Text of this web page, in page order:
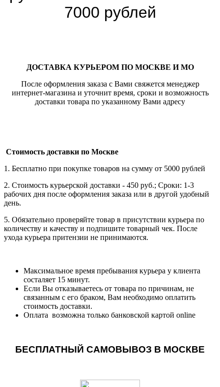
7000 рублей
ДОСТАВКА КУРЬЕРОМ ПО МОСКВЕ И МО
После оформления заказа с Вами свяжется менеджер
интернет-магазина и уточнит время, сроки и возможность
доставки товара по указанному Вами адресу
Стоимость доставки по Москве
1. Бесплатно при покупке товаров на сумму от 5000 рублей
2. Стоимость курьерской доставки - 450 руб.; Сроки: 1-3
рабочих дня после оформления заказа или в другой удобный
день.
5. Обязательно проверяйте товар в присутствии курьера по
количеству и качеству и подпишите товарный чек. После
ухода курьера притензии не принимаются.
Максимальное время пребывания курьера у клиента
состаляет 15 минут.
Если Вы отказываетесь от товара по причинам, не
связанным с его браком, Вам необходимо оплатить
стоимость доставки.
Оплата возможна только банковской картой online
БЕСПЛАТНЫЙ САМОВЫВОЗ В МОСКВЕ